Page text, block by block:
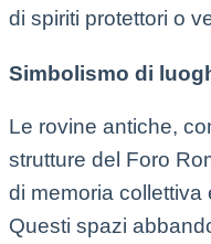
di spiriti protettori o
Simbolismo di
Le rovine antiche,
strutture del Foro
di memoria collettiva
Questi spazi